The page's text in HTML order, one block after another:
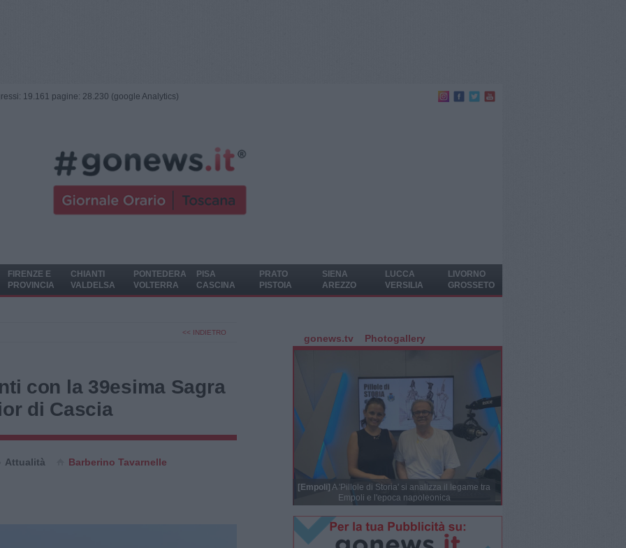
19.161 pagine: 28.230 (google Analytics)
FIRENZE E
PROVINCIA
CHIANTI
VALDELSA
PONTEDERA
VOLTERRA
PISA
CASCINA
PRATO
PISTOIA
SIENA
AREZZO
LUCCA
VERSILIA
LIVORNO
GROSSETO
<< INDIETRO
con la 39esima Sagra
di Cascia
Attualità Barberino Tavarnelle
gonews.tv Photogallery
[Empoli] A 'Pillole di Storia' si analizza il legame tra
Empoli e l'epoca napoleonica